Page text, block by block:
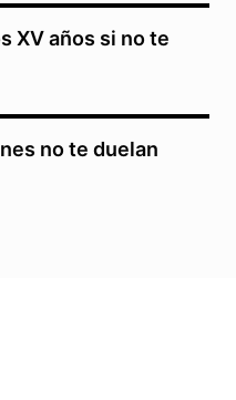
XV años si no te
no te duelan